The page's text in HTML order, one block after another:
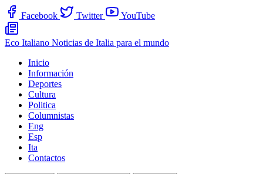
Facebook Twitter YouTube
Eco Italiano Noticias de Italia para el mundo
Inicio
Información
Deportes
Cultura
Politica
Columnistas
Eng
Esp
Ita
Contactos